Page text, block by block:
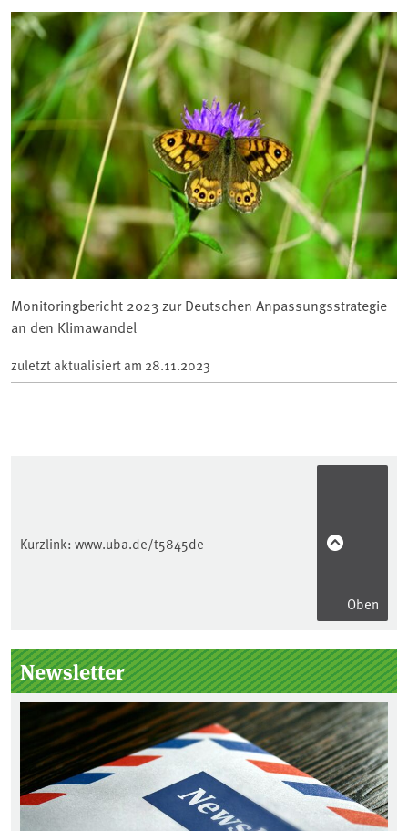
Monitoringbericht 2023 zur Deutschen Anpassungsstrategie
an den Klimawandel
zuletzt aktualisiert am 28.11.2023
Kurzlink: www.uba.de/t5845de
Oben
Seitenleiste
Newsletter